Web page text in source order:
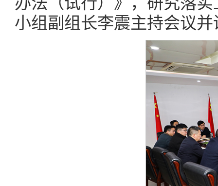
小组副组长李震主持会议